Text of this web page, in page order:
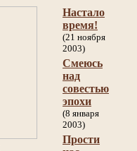
Настало
время!
(21 ноября
2003)
Смеюсь
над
совестью
эпохи
(8 января
2003)
Прости